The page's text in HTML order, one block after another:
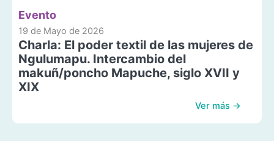
Evento
19 de Mayo de 2026
Charla: El poder textil de las mujeres de
Ngulumapu. Intercambio del
makuñ/poncho Mapuche, siglo XVII y
XIX
Ver más →